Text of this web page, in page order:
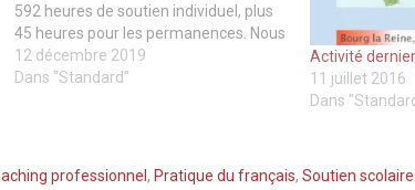
592 heures de soutien individuel, plus
45 heures pour les permanences. Nous
avons répondu à toutes les demandes
exprimées. Le nombre d’heures
12 décembre 2019
Dans "Standard"
Activité
11 juillet 2016
Dans
professionnel , Pratique du français, Soutien scolaire